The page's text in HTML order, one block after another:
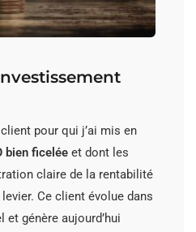
client pour qui j’ai mis en
bien ficelée et dont les
claire de la rentabilité
Ce client évolue dans
génère aujourd’hui